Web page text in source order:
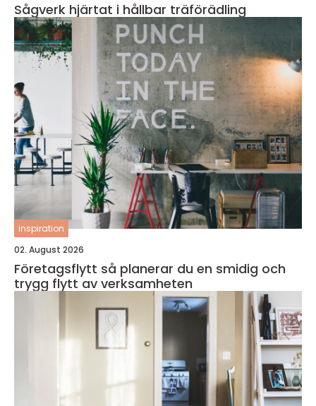
Sågverk hjärtat i hållbar träförädling
inspiration
02. August 2026
Företagsflytt så planerar du en smidig och
trygg flytt av verksamheten